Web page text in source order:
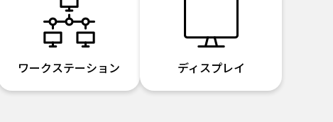
ワークステーション ディスプレイ